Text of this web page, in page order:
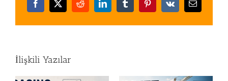
Facebook
X RedditLinkedInTumblrPinterest
Vk
E-
posta
İlişkili Yazılar